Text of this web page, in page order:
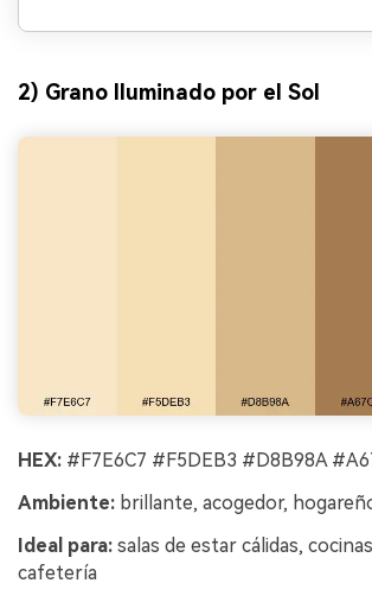
2) Grano Iluminado por el Sol
HEX: #F7E6C7 #F5DEB3 #D8B98A
Ambiente: brillante, acogedor,
Ideal para: salas de estar cálidas,
cafetería